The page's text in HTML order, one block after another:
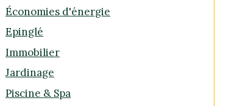
Économies d'énergie
Epinglé
Immobilier
Jardinage
Piscine & Spa